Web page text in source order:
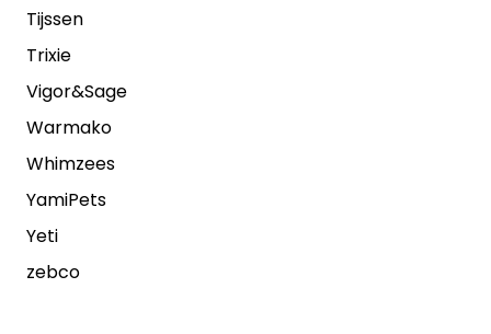
Tijssen
Trixie
Vigor&Sage
Warmako
Whimzees
YamiPets
Yeti
zebco